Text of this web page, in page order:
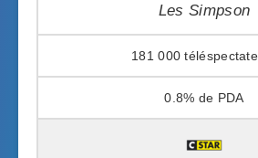
Les Simpson
181 000
0.8%